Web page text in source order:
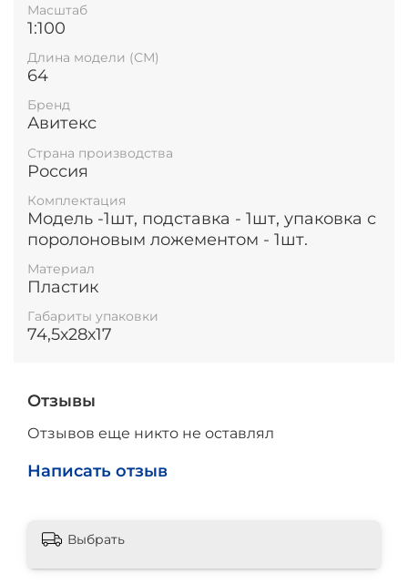
Масштаб
1:100
Длина модели (СМ)
64
Бренд
Авитекс
Страна производства
Россия
Комплектация
Модель -1шт, подставка - 1шт, упаковка с
поролоновым ложементом - 1шт.
Материал
Пластик
Габариты упаковки
74,5х28х17
Отзывы
Отзывов еще никто не оставлял
Написать отзыв
Выбрать